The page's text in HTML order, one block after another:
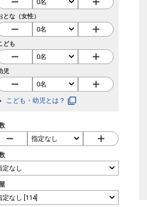
とな（女性）
ども
児
こども・幼児とは？